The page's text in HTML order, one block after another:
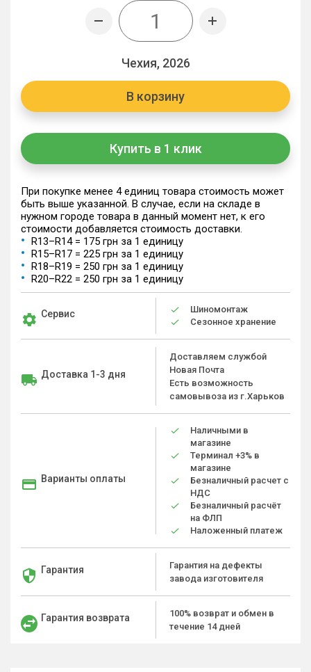
Чехия, 2026
В корзину
Купить в 1 клик
При покупке менее 4 единиц товара стоимость может
быть выше указанной. В случае, если на складе в
нужном городе товара в данный момент нет, к его
стоимости добавляется стоимость доставки.
R13–R14 = 175 грн за 1 единицу
R15–R17 = 225 грн за 1 единицу
R18–R19 = 250 грн за 1 единицу
R20–R22 = 250 грн за 1 единицу
Сервис
Шиномонтаж
Сезонное хранение
Доставка 1-3 дня
Доставляем службой
Новая Почта
Есть возможность
самовывоза из г.Харьков
Варианты оплаты
Наличными в
магазине
Терминал +3% в
магазине
Безналичный расчет с
НДС
Безналичный расчёт
на ФЛП
Наложенный платеж
Гарантия
Гарантия на дефекты
завода изготовителя
Гарантия возврата
100% возврат и обмен в
течение 14 дней